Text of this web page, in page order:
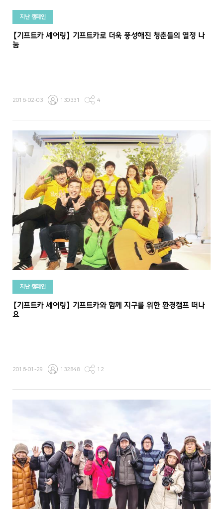
지난 캠페인
【기프트카 셰어링】 기프트카로 더욱 풍성해진 청춘들의 열정 나
눔
2016-02-03 130331 4
지난 캠페인
【기프트카 셰어링】 기프트카와 함께 지구를 위한 환경캠프 떠나
요
2016-01-29 132848 12